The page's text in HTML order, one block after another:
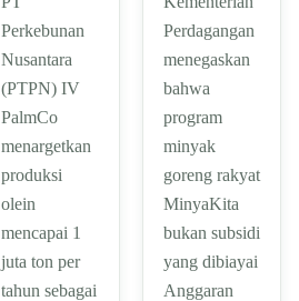
Perkebunan
Nusantara
(PTPN) IV
PalmCo
menargetkan
produksi
olein
mencapai 1
juta ton per
tahun sebagai
Perdagangan
menegaskan
bahwa
program
minyak
goreng rakyat
MinyaKita
bukan subsidi
yang dibiayai
Anggaran